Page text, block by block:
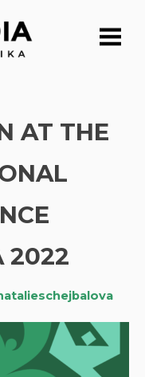
AT THE
2022